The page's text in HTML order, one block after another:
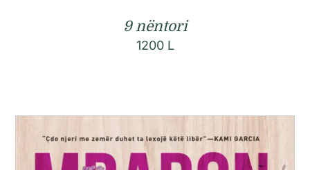
9 nëntori
1200 L